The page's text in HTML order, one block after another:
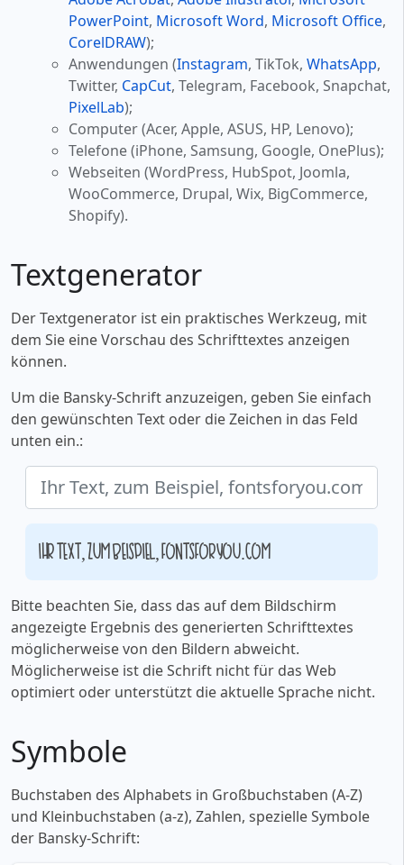
PowerPoint, Microsoft Word, Microsoft Office,
CorelDRAW);
Anwendungen (Instagram, TikTok, WhatsApp,
Twitter, CapCut, Telegram, Facebook, Snapchat,
PixelLab);
Computer (Acer, Apple, ASUS, HP, Lenovo);
Telefone (iPhone, Samsung, Google, OnePlus);
Webseiten (WordPress, HubSpot, Joomla,
WooCommerce, Drupal, Wix, BigCommerce,
Shopify).
Textgenerator
Der Textgenerator ist ein praktisches Werkzeug, mit
dem Sie eine Vorschau des Schrifttextes anzeigen
können.
Um die Bansky-Schrift anzuzeigen, geben Sie einfach
den gewünschten Text oder die Zeichen in das Feld
unten ein.:
Ihr Text, zum Beispiel, fontsforyou.com
Bitte beachten Sie, dass das auf dem Bildschirm
angezeigte Ergebnis des generierten Schrifttextes
möglicherweise von den Bildern abweicht.
Möglicherweise ist die Schrift nicht für das Web
optimiert oder unterstützt die aktuelle Sprache nicht.
Symbole
Buchstaben des Alphabets in Großbuchstaben (A-Z)
und Kleinbuchstaben (a-z), Zahlen, spezielle Symbole
der Bansky-Schrift: